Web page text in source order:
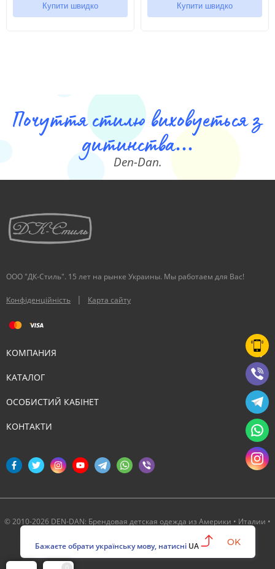
Купити швидко Купити швидко
Почуття стилю виховуеться з
дитинства...
Den-Dan.
ООО "ДК-Стиль". 15 лет на рынке Украины. Мы работаем для Вас!
Конфіденційність | Карта сайту
КОМПАНИЯ
КАТАЛОГ
ОСОБИСТИЙ КАБІНЕТ
КОНТАКТИ
© 2010-2026 DEN-DAN: Брендовая детская одежда из Америки • Италии •
Бажаєте обрати українську мову, натисні UA OK